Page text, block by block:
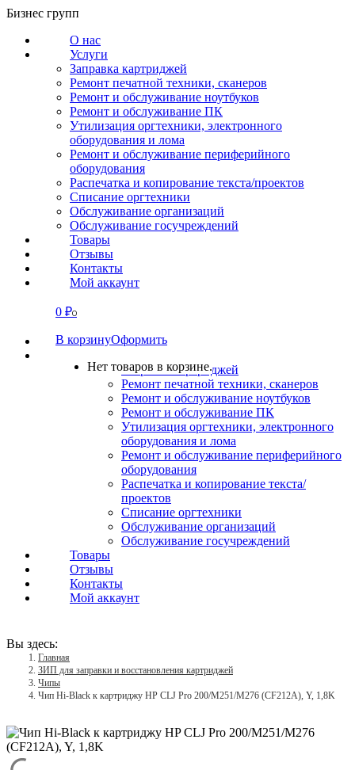
Перейти
содержанию
Бизнес групп
О нас
Услуги
Заправка картриджей
Ремонт печатной техники, сканеров
Ремонт и обслуживание ноутбуков
Ремонт и обслуживание ПК
Утилизация оргтехники, электронного
оборудования и лома
Ремонт и обслуживание периферийного
оборудования
Распечатка и копирование текста/проектов
Списание оргтехники
Обслуживание организаций
Обслуживание госучреждений
Товары
Отзывы
Контакты
Мой аккаунт
0 ₽0
В корзинуОформить
Нет товаров в корзине.
СВЯЗАТЬСЯ
О нас
Заправка картриджей
Ремонт печатной техники, сканеров
Ремонт и обслуживание ноутбуков
Ремонт и обслуживание ПК
Утилизация оргтехники, электронного
оборудования и лома
Ремонт и обслуживание периферийного
оборудования
Распечатка и копирование текста/
проектов
Списание оргтехники
Обслуживание организаций
Обслуживание госучреждений
Товары
Отзывы
Контакты
Мой аккаунт
Вы здесь:
Главная
ЗИП для заправки и восстановления картриджей
Чипы
Чип Hi-Black к картриджу HP CLJ Pro 200/M251/M276 (CF212A), Y, 1,8K